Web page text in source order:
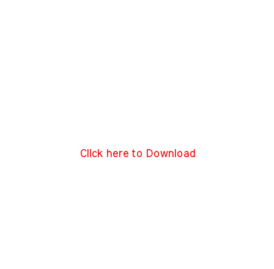
Click here to Download